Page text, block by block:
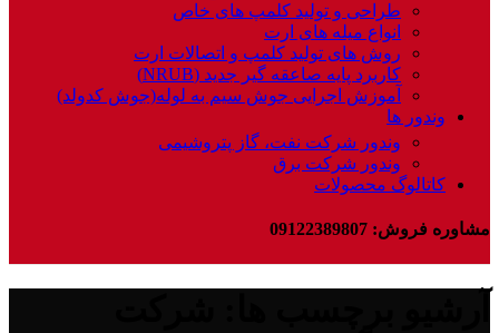
طراحی و تولید کلمپ های خاص
انواع میله های ارت
روش های تولید کلمپ و اتصالات ارت
کاربرد پایه صاعقه گیر جدید (NRUB)
آموزش اجرایی جوش سیم به لوله(جوش کدولد)
وندور ها
وندور شرکت نفت، گاز پتروشیمی
وندور شرکت برق
کاتالوگ محصولات
مشاوره فروش: 09122389807